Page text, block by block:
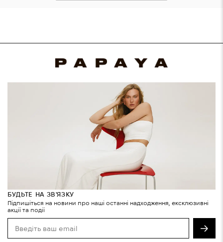
БУДЬТЕ НА ЗВ'ЯЗКУ
Підпишіться на новини про наші останні надходження, ексклюзивні
акції та події